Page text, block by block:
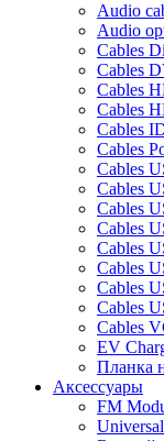
Audio
Audio
Cables
Cables
Cables
Cables
Cables
Cables
Cables
Cables
Cables
Cables
Cables
Cables
Cables
Cables
Cables
EV
Планка
Аксессуары
FM